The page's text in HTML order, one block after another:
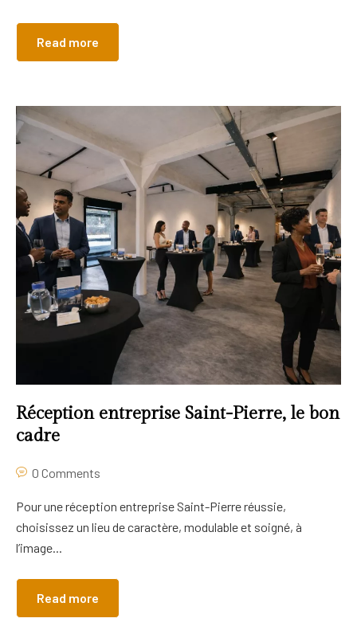
Read more
Réception entreprise Saint-Pierre, le bon
cadre
0 Comments
Pour une réception entreprise Saint-Pierre réussie,
choisissez un lieu de caractère, modulable et soigné, à
l’image...
Read more